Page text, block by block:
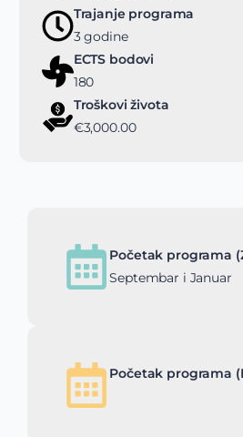
Trajanje programa
3 godine
ECTS bodovi
180
Troškovi života
€3,000.00
Početak programa
Septembar i Januar
Početak programa